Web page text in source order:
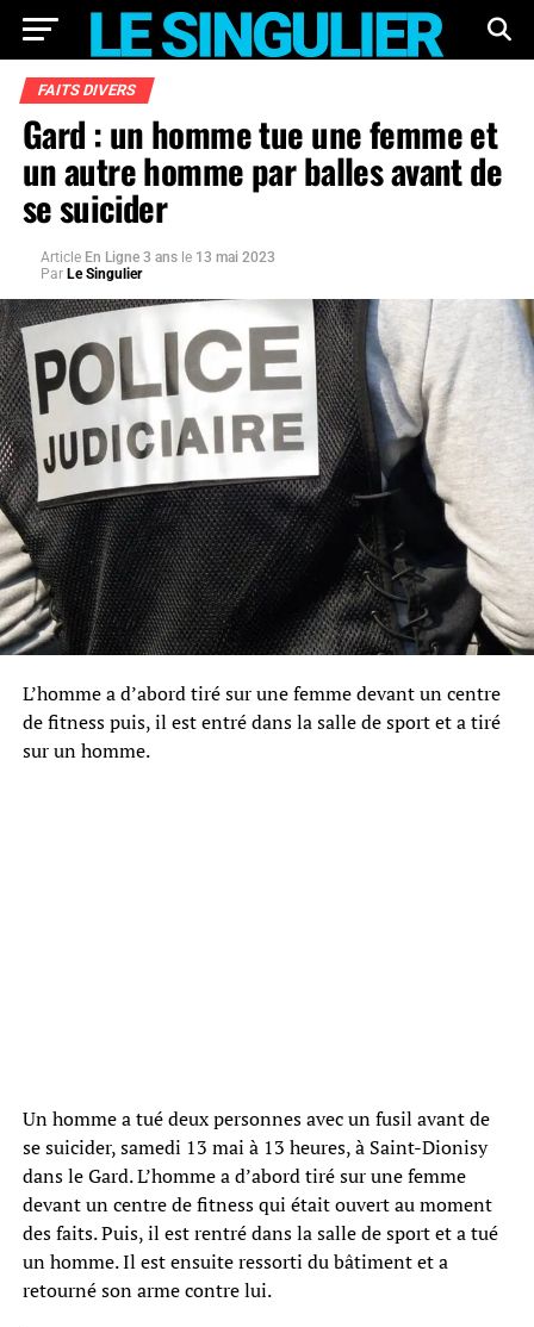
FAITS DIVERS
Gard : un homme tue une femme et
un autre homme par balles avant de
se suicider
Article En Ligne 3 ans le 13 mai 2023
Par Le Singulier
L’homme a d’abord tiré sur une femme devant un centre
de fitness puis, il est entré dans la salle de sport et a tiré
sur un homme.
Un homme a tué deux personnes avec un fusil avant de
se suicider, samedi 13 mai à 13 heures, à Saint-Dionisy
dans le Gard. L’homme a d’abord tiré sur une femme
devant un centre de fitness qui était ouvert au moment
des faits. Puis, il est rentré dans la salle de sport et a tué
un homme. Il est ensuite ressorti du bâtiment et a
retourné son arme contre lui.